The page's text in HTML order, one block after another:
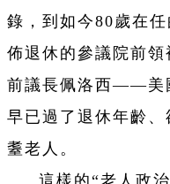
錄，到如今80歲在
佈退休的參議院前
前議長佩洛西——美
早已過了退休年齡
耋老人。